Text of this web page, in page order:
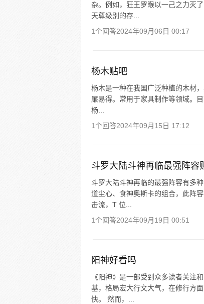
杂。例如，狂王罗睺以一己之力灭
天尊级别的存...
1个回答2024年09月06日 00:17
杨木贴吧
杨木是一种在我国广泛种植的木材
廉易得。常用于家具制作等领域。
杨...
1个回答2024年09月15日 17:12
斗罗大陆斗神再临最强阵容
斗罗大陆斗神再临的最强阵容有多
道尘心、食神奥斯卡的组合，此阵
击流，T 位...
1个回答2024年09月19日 00:51
阳神好看吗
《阳神》是一部受到众多读者关注
基，格局宏大行文大气，在修行方
快。 然而，...